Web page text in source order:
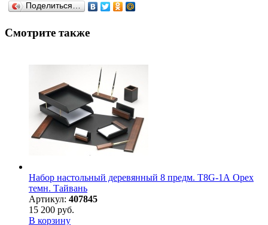
Поделиться…
Смотрите также
Набор настольный деревянный 8 предм. T8G-1А Орех
темн. Тайвань
Артикул: 407845
15 200 руб.
В корзину